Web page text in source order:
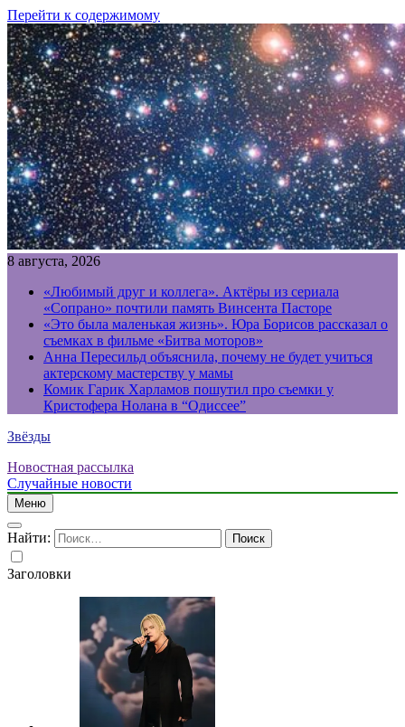
Перейти к содержимому
8 августа, 2026
«Любимый друг и коллега». Актёры из сериала
«Сопрано» почтили память Винсента Пасторе
«Это была маленькая жизнь». Юра Борисов рассказал о
съемках в фильме «Битва моторов»
Анна Пересильд объяснила, почему не будет учиться
актерскому мастерству у мамы
Комик Гарик Харламов пошутил про съемки у
Кристофера Нолана в “Одиссее”
Звёзды
Новостная рассылка
Случайные новости
Меню
Найти:
Заголовки